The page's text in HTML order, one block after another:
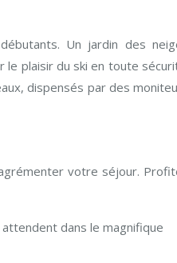
Un jardin des
le plaisir du ski en toute
dispensés par des
votre séjour.
dans le magnifique